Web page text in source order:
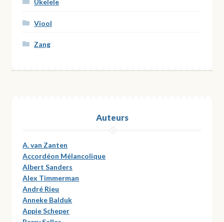
Ukelele
Viool
Zang
Auteurs
A. van Zanten
Accordéon Mélancolique
Albert Sanders
Alex Timmerman
André Rieu
Anneke Balduk
Appie Scheper